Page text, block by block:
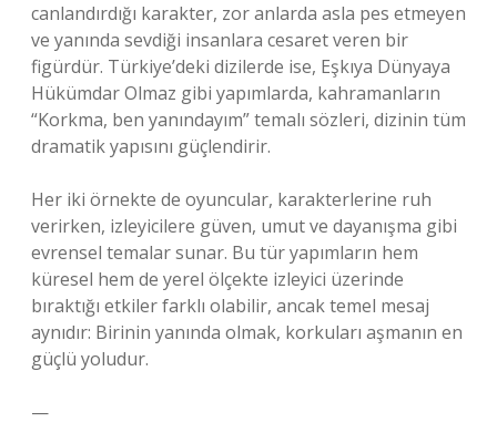
canlandırdığı karakter, zor anlarda asla pes etmeyen
ve yanında sevdiği insanlara cesaret veren bir
figürdür. Türkiye’deki dizilerde ise, Eşkıya Dünyaya
Hükümdar Olmaz gibi yapımlarda, kahramanların
“Korkma, ben yanındayım” temalı sözleri, dizinin tüm
dramatik yapısını güçlendirir.
Her iki örnekte de oyuncular, karakterlerine ruh
verirken, izleyicilere güven, umut ve dayanışma gibi
evrensel temalar sunar. Bu tür yapımların hem
küresel hem de yerel ölçekte izleyici üzerinde
bıraktığı etkiler farklı olabilir, ancak temel mesaj
aynıdır: Birinin yanında olmak, korkuları aşmanın en
güçlü yoludur.
—